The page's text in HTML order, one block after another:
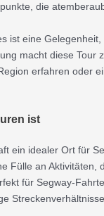
die
ist eine
macht diese Tour
erfahren oder
ist
ein idealer Ort für
Fülle an
für Segway-